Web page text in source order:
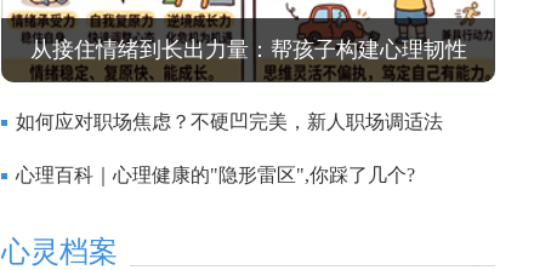
从接住情绪到长出力量：帮孩子构建心理韧性
如何应对职场焦虑？不硬凹完美，新人职场调适法
心理百科｜心理健康的"隐形雷区",你踩了几个?
心灵档案